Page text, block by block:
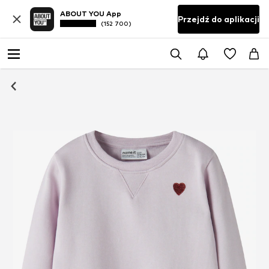
ABOUT YOU App
(152 700) Przejdź do aplikacji